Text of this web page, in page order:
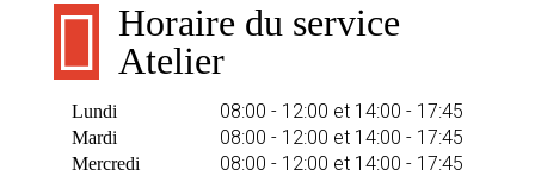
Horaire du service
Atelier
Lundi 08:00 - 12:00 et 14:00 - 17:45
Mardi 08:00 - 12:00 et 14:00 - 17:45
Mercredi 08:00 - 12:00 et 14:00 - 17:45